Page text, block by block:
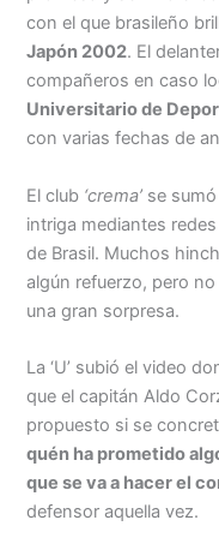
con el que brasileño
Japón 2002. El
compañeros en caso
Universitario de
con varias fechas de
El club ‘crema’ se
intriga mediantes
de Brasil. Muchos
algún refuerzo, pero
una gran sorpresa.
La ‘U’ subió el video
que el capitán Aldo
propuesto si se
quén ha prometido
que se va a hacer el
defensor aquella vez.